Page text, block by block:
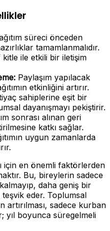
süreci önceden
tamamlanmalıdır.
kitle ile etkili bir iletişim
Paylaşım yapılacak
etkinliğini artırır.
sahiplerine eşit bir
dayanışmayı pekiştirir.
sonrası alınan geri
katkı sağlar.
uygun zamanlarda
için en önemli faktörlerden
Bu, bireylerin sadece
daha geniş bir
teşvik eder. Toplumsal
artırılması, sadece kurban
yıl boyunca süregelmeli